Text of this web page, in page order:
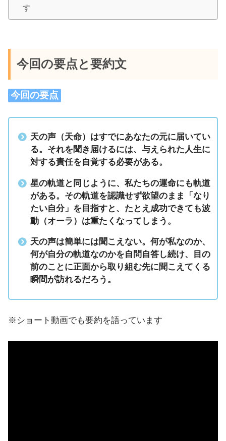
す
今回の要点と要約文
今回の要点
天の声（天命）はすでにあなたの元に届いてい
る。それを聞き届けるには、与えられた人生に
対する責任を自覚する必要がある。
星の軌道と同じように、私たちの運命にも軌道
がある。その軌道を認識せず欲望のまま「なり
たい自分」を目指すと、たとえ成功できても波
動（オーラ）は重たくなってしまう。
天の声は簡単には聞こえない。何が私なのか、
何が自分の軌道なのかを自問自答し続け、目の
前のことに正面から取り組む先に聞こえてくる
瞬間が訪れるだろう。
※ショート動画でも要約を語っています